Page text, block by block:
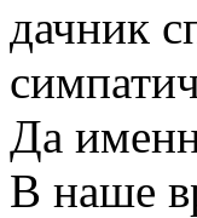
дачник
Да
В наше